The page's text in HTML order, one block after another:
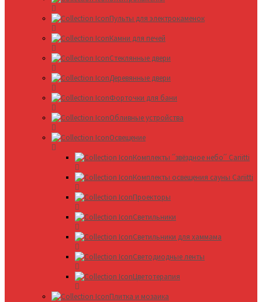
Пульты для электрокаменок
Камни для печей
Стеклянные двери
Деревянные двери
Форточки для бани
Обливные устройства
Освещение
Комплекты ՛՛звёздное небо՛՛ Cariitti
Комплекты освещения сауны Cariitti
Проекторы
Светильники
Светильники для хаммама
Светодиодные ленты
Цветотерапия
Плитка и мозаика